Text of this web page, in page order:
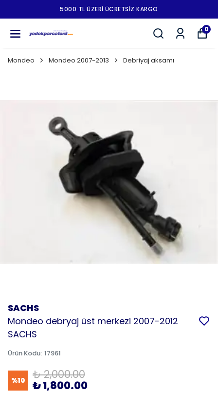
5000 TL ÜZERI ÜCRETSIZ KARGO
0
Mondeo Mondeo 2007-2013 Debriyaj aksamı
SACHS
Mondeo debryaj üst merkezi 2007-2012
SACHS
Ürün Kodu: 17961
%10 ₺ 2,000.00
₺ 1,800.00